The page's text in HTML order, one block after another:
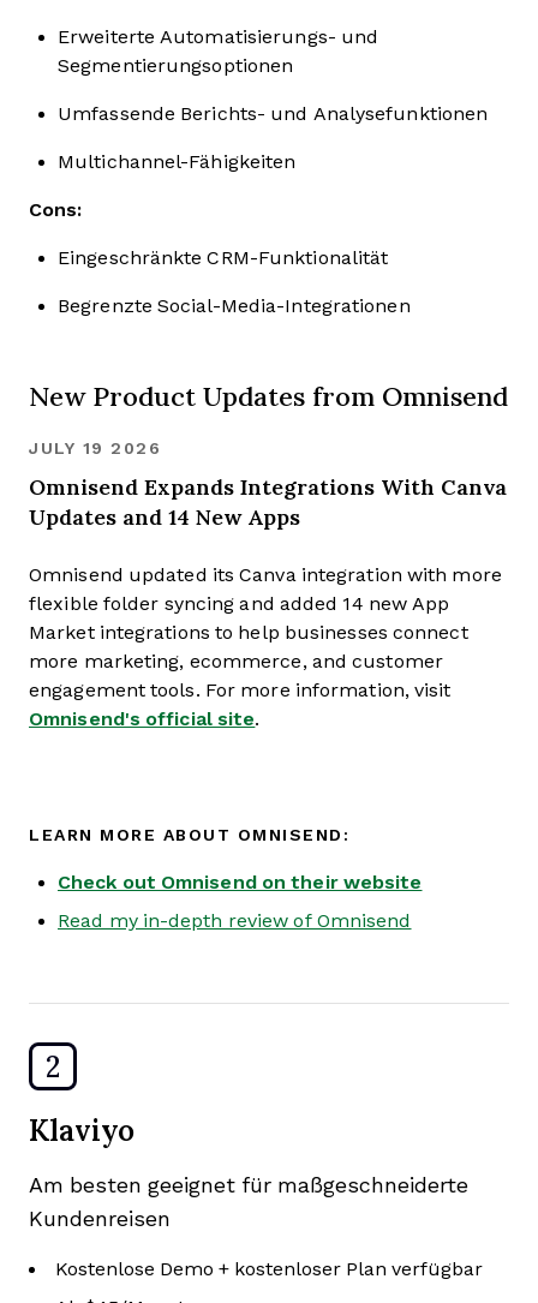
Erweiterte Automatisierungs- und
Segmentierungsoptionen
Umfassende Berichts- und Analysefunktionen
Multichannel-Fähigkeiten
Cons:
Eingeschränkte CRM-Funktionalität
Begrenzte Social-Media-Integrationen
New Product Updates from Omnisend
JULY 19 2026
Omnisend Expands Integrations With Canva
Updates and 14 New Apps
Omnisend updated its Canva integration with more
flexible folder syncing and added 14 new App
Market integrations to help businesses connect
more marketing, ecommerce, and customer
engagement tools. For more information, visit
Omnisend's official site.
LEARN MORE ABOUT OMNISEND:
Check out Omnisend on their website
Read my in-depth review of Omnisend
2
Klaviyo
Am besten geeignet für maßgeschneiderte
Kundenreisen
Kostenlose Demo + kostenloser Plan verfügbar